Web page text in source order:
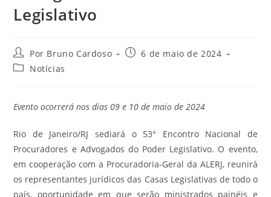
Legislativo
Por Bruno Cardoso
6 de maio de 2024
Notícias
Evento ocorrerá nos dias 09 e 10 de maio de 2024
Rio de Janeiro/RJ sediará o 53° Encontro Nacional de
Procuradores e Advogados do Poder Legislativo. O evento,
em cooperação com a Procuradoria-Geral da ALERJ, reunirá
os representantes jurídicos das Casas Legislativas de todo o
país, oportunidade em que serão ministrados painéis e